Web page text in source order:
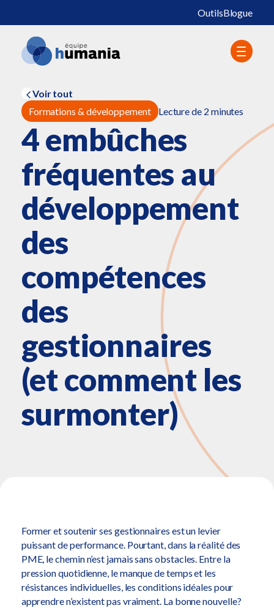
OutilsBlogue
Voir tout
Formations & développement
Lecture de 2 minutes
4 embûches
fréquentes au
développement
des
compétences
des
gestionnaires
(et comment les
surmonter)
Former et soutenir ses gestionnaires est un levier
puissant de performance. Pourtant, dans la réalité des
PME, le chemin n’est jamais sans obstacles. Entre la
pression quotidienne, le manque de temps et les
résistances individuelles, les conditions idéales pour
apprendre n’existent pas vraiment. La bonne nouvelle?